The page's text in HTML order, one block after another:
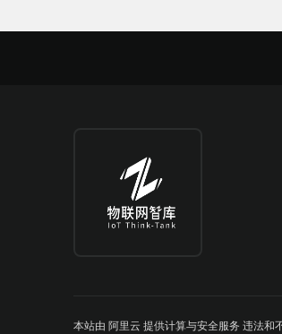
本站由 阿里云 提供计算与安全服务 违法和